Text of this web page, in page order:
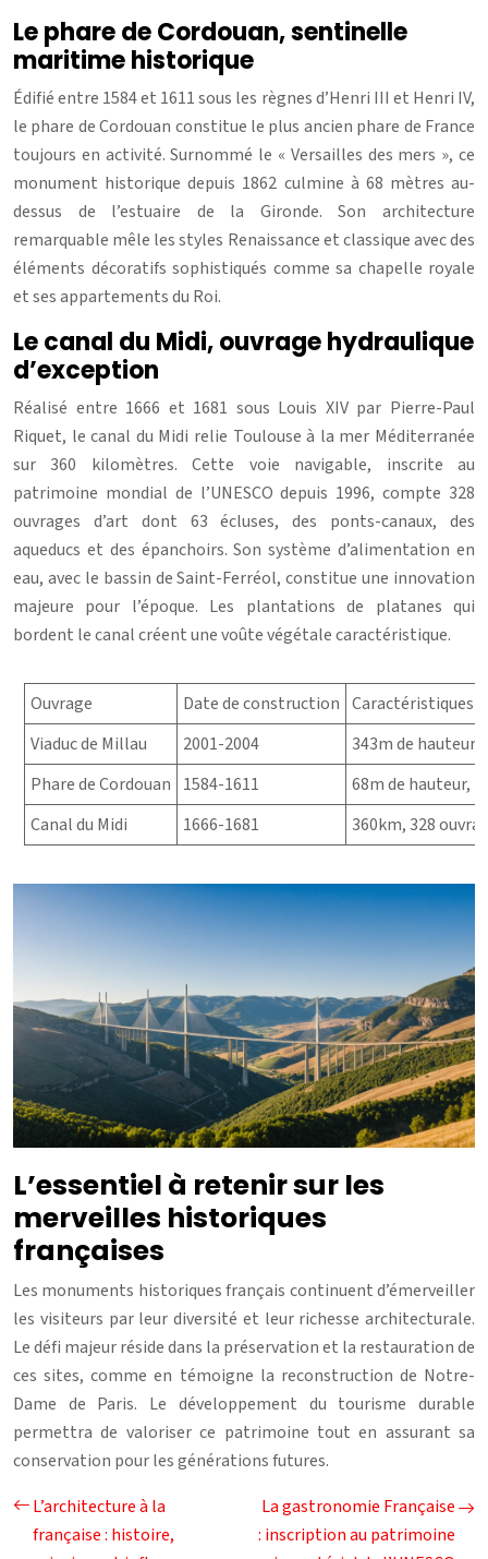
Le phare de Cordouan, sentinelle
maritime historique
Édifié entre 1584 et 1611 sous les règnes d’Henri III et Henri IV,
le phare de Cordouan constitue le plus ancien phare de France
toujours en activité. Surnommé le « Versailles des mers », ce
monument historique depuis 1862 culmine à 68 mètres au-
dessus de l’estuaire de la Gironde. Son architecture
remarquable mêle les styles Renaissance et classique avec des
éléments décoratifs sophistiqués comme sa chapelle royale
et ses appartements du Roi.
Le canal du Midi, ouvrage hydraulique
d’exception
Réalisé entre 1666 et 1681 sous Louis XIV par Pierre-Paul
Riquet, le canal du Midi relie Toulouse à la mer Méditerranée
sur 360 kilomètres. Cette voie navigable, inscrite au
patrimoine mondial de l’UNESCO depuis 1996, compte 328
ouvrages d’art dont 63 écluses, des ponts-canaux, des
aqueducs et des épanchoirs. Son système d’alimentation en
eau, avec le bassin de Saint-Ferréol, constitue une innovation
majeure pour l’époque. Les plantations de platanes qui
bordent le canal créent une voûte végétale caractéristique.
Ouvrage Date de construction Caractéristiques
Viaduc de Millau
2001-2004
343m de hauteur,
Phare de Cordouan 1584-1611
68m de hauteur,
Canal du Midi
1666-1681 360km, 328
L’essentiel à retenir sur les
merveilles historiques
françaises
Les monuments historiques français continuent d’émerveiller
les visiteurs par leur diversité et leur richesse architecturale.
Le défi majeur réside dans la préservation et la restauration de
ces sites, comme en témoigne la reconstruction de Notre-
Dame de Paris. Le développement du tourisme durable
permettra de valoriser ce patrimoine tout en assurant sa
conservation pour les générations futures.
L’architecture à la
française : histoire,
La gastronomie Française
: inscription au patrimoine